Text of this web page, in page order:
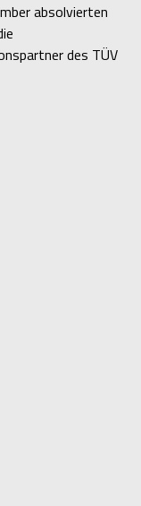
absolvierten
des TÜV